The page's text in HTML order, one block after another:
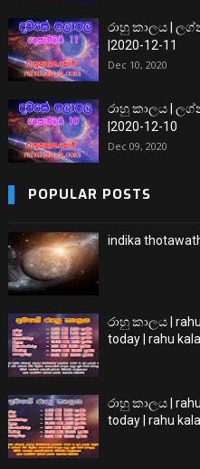
රාහු කාලය |
|2020-12-11
Dec 10, 2020
රාහු කාලය |
|2020-12-10
Dec 09, 2020
POPULAR POSTS
indika
රාහු කාලය |
today | rahu
රාහු කාලය |
today | rahu